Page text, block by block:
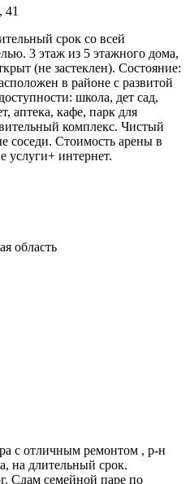
41
срок со всей
3 этаж из 5 этажного дома,
(не застеклен). Состояние:
в районе с развитой
школа, дет сад,
аптека, кафе, парк для
комплекс. Чистый
соседи. Стоимость арены в
услуги+ интернет.
область
с отличным ремонтом , р-н
на длительный срок.
Сдам семейной паре по